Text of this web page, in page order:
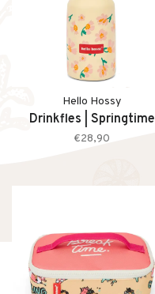
Hello Hossy
Drinkfles | Springtime
€28,90